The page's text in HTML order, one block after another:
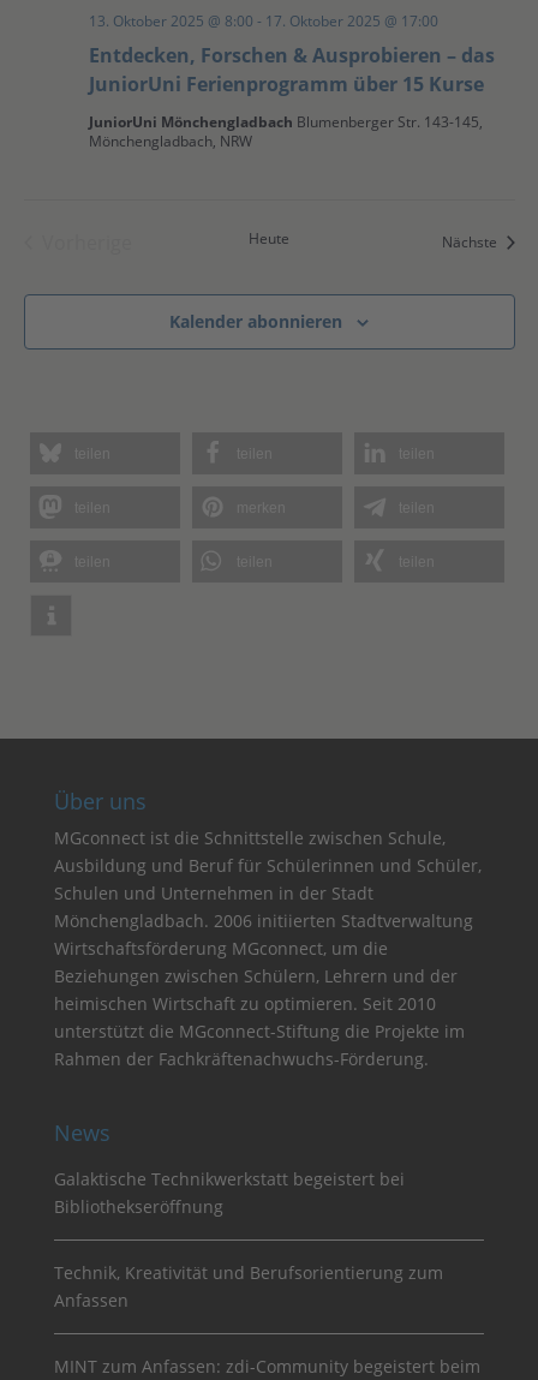
Entdecken, Forschen & Ausprobieren – das
JuniorUni Ferienprogramm über 15 Kurse
13. Oktober 2025 @ 8:00 - 17. Oktober 2025 @ 17:00
JuniorUni Mönchengladbach Blumenberger Str. 143-145,
Mönchengladbach, NRW
Heute Nächste
Kalender abonnieren
Über uns
MGconnect ist die Schnittstelle zwischen Schule,
Ausbildung und Beruf für Schülerinnen und Schüler,
Schulen und Unternehmen in der Stadt
Mönchengladbach. 2006 initiierten Stadtverwaltung
Wirtschaftsförderung MGconnect, um die
Beziehungen zwischen Schülern, Lehrern und der
heimischen Wirtschaft zu optimieren. Seit 2010
unterstützt die MGconnect-Stiftung die Projekte im
Rahmen der Fachkräftenachwuchs-Förderung.
News
Galaktische Technikwerkstatt begeistert bei
Bibliothekseröffnung
Technik, Kreativität und Berufsorientierung zum
Anfassen
MINT zum Anfassen: zdi-Community begeistert beim